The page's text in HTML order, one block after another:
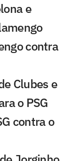
e
contra
Clubes e
o PSG
contra o